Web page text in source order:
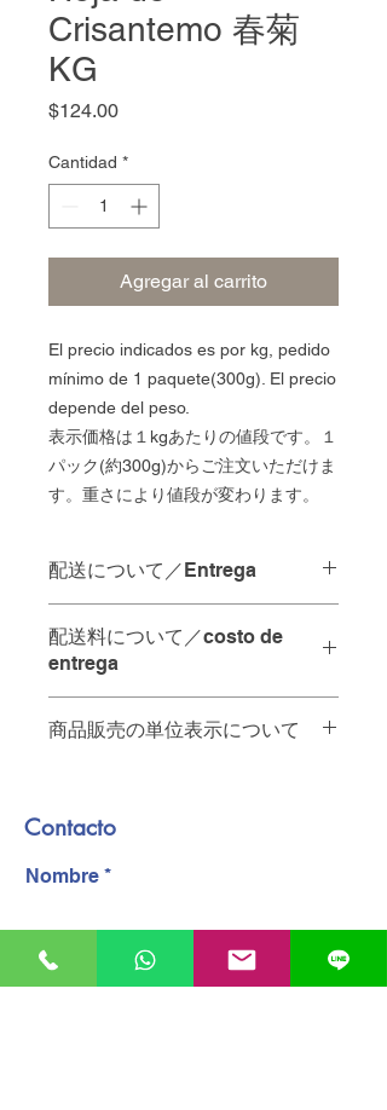
Crisantemo 春菊
KG
$124.00Precio
Cantidad *
Agregar al carrito
El precio indicados es por kg, pedido
mínimo de 1 paquete(300g). El precio
depende del peso.
表示価格は１kgあたりの値段です。１
パック(約300g)からご注文いただけま
す。重さにより値段が変わります。
配送について／Entrega
ん。
ご注文を12:00までにいただけれ
ば、その日のうちに配達させてい
No se pueden especificar los
las 12:00.
配送料について／costo de
entrega
お店から10km未満・・・65ペソ
問い合わせください
póngase en contacto con nosotros.
ん。
Las propinas para el personal de
reparto no están incluidas.
商品販売の単位表示について
PZ 個
PQT パック
Contacto
Nombre
Telefono